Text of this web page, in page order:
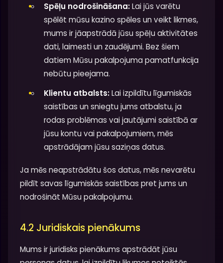
Spēļu nodrošināšana:Lai jūs varētu
spēlēt mūsu kazino spēles un veikt likmes,
mums ir jāapstrādā jūsu spēļu aktivitātes
dati, laimesti un zaudējumi. Bez šiem
datiem Mūsu pakalpojuma pamatfunkcija
nebūtu pieejama.
Klientu atbalsts:Lai izpildītu līgumiskās
saistības un sniegtu jums atbalstu, ja
rodas problēmas vai jautājumi saistībā ar
jūsu kontu vai pakalpojumiem, mēs
apstrādājam jūsu saziņas datus.
Ja mēs neapstrādātu šos datus, mēs nevarētu
pildīt savas līgumiskās saistības pret jums un
nodrošināt Mūsu pakalpojumu.
4.2 Juridiskais pienākums
Mums ir juridisks pienākums apstrādāt jūsu